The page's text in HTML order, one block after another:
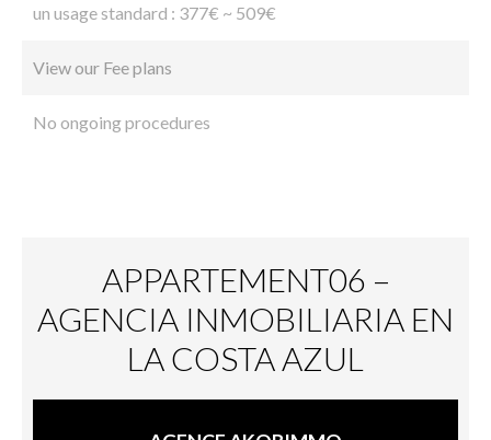
un usage standard : 377€ ~ 509€
View our Fee plans
No ongoing procedures
APPARTEMENT06 –
AGENCIA INMOBILIARIA EN
LA COSTA AZUL